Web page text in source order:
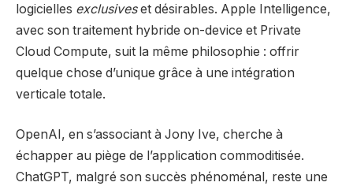
logicielles exclusiveset désirables. Apple Intelligence,
avec son traitement hybride on-device et Private
Cloud Compute, suit la même philosophie : offrir
quelque chose d’unique grâce à une intégration
verticale totale.
OpenAI, en s’associant à Jony Ive, cherche à
échapper au piège de l’application commoditisée.
ChatGPT, malgré son succès phénoménal, reste une